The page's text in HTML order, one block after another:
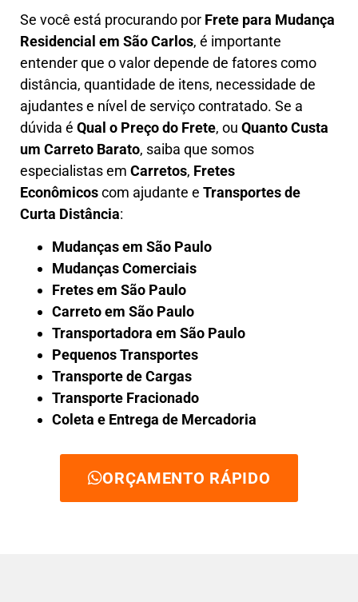
Se você está procurando por Frete para Mudança
Residencial em São Carlos, é importante
entender que o valor depende de fatores como
distância, quantidade de itens, necessidade de
ajudantes e nível de serviço contratado. Se a
dúvida é Qual o Preço do Frete, ou Quanto Custa
um Carreto Barato, saiba que somos
especialistas em Carretos, Fretes
Econômicoscom ajudante e Transportes de
Curta Distância:
Mudanças em São Paulo
Mudanças Comerciais
Fretes em São Paulo
Carreto em São Paulo
Transportadora em São Paulo
Pequenos Transportes
Transporte de Cargas
Transporte Fracionado
Coleta e Entrega de Mercadoria
ORÇAMENTO RÁPIDO